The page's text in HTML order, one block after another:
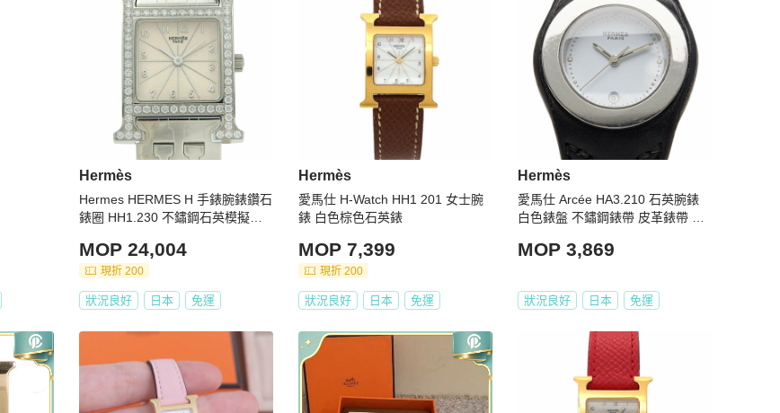
Hermès
Hermes HERMES H 手錶腕錶鑽石
錶圈 HH1.230 不鏽鋼石英模擬顯
MOP 24,004
現折 200
狀況良好 日本 免運
Hermès
愛馬仕 H-Watch HH1 201 女士腕
錶 白色棕色石英錶
MOP 7,399
現折 200
狀況良好 日本 免運
Hermès
愛馬仕 Arcée HA3.210 石英腕錶
白色錶盤 不鏽鋼錶帶 皮革錶帶 女
MOP 3,869
狀況良好 日本 免運